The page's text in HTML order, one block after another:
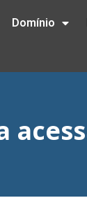
Domínio